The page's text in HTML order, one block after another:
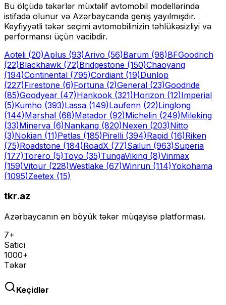
Bu ölçüdə təkərlər müxtəlif avtomobil modellərində
istifadə olunur və Azərbaycanda geniş yayılmışdır.
Keyfiyyətli təkər seçimi avtomobilinizin təhlükəsizliyi və
performansı üçün vacibdir.
Aoteli (20)Aplus (93)Arivo (56)Barum (98)BFGoodrich
(22)Blackhawk (72)Bridgestone (150)Chaoyang
(194)Continental (795)Cordiant (19)Dunlop
(227)Firestone (6)Fortuna (2)General (23)Goodride
(85)Goodyear (47)Hankook (321)Horizon (12)Imperial
(5)Kumho (393)Lassa (149)Laufenn (22)Linglong
(144)Marshal (68)Matador (92)Michelin (249)Mileking
(33)Minerva (6)Nankang (820)Nexen (203)Nitto
(3)Nokian (11)Petlas (185)Pirelli (394)Rapid (16)Riken
(75)Roadstone (184)RoadX (77)Sailun (963)Superia
(177)Torero (5)Toyo (35)TungaViking (8)Vinmax
(159)Vitour (228)Westlake (67)Winrun (114)Yokohama
(1095)Zeetex (15)
tkr.az
Azərbaycanın ən böyük təkər müqayisə platforması.
7+
Satıcı
1000+
Təkər
Keçidlər